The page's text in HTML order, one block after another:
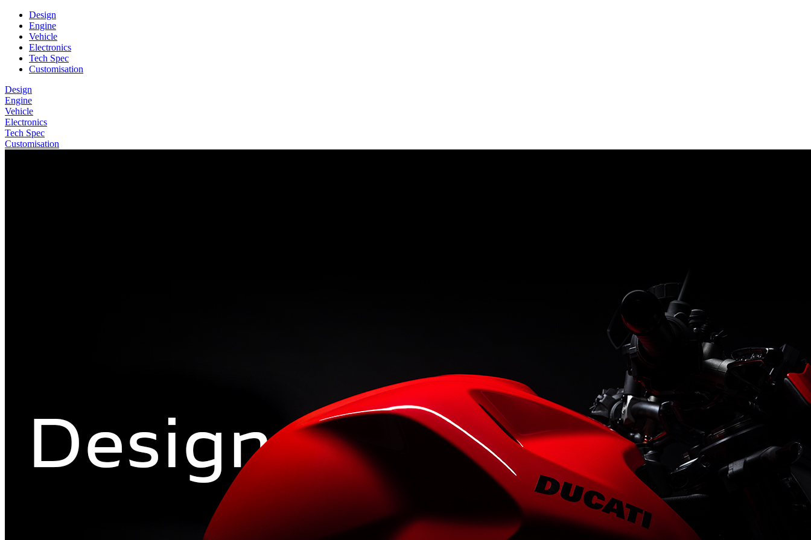
Design
Engine
Vehicle
Electronics
Tech Spec
Customisation
Design
Engine
Vehicle
Electronics
Tech Spec
Customisation